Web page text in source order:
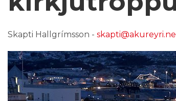
Skapti Hallgrímsson -